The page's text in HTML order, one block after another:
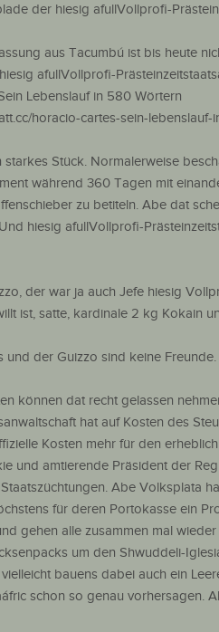
der hiesig afullVollprofi-
aus Tacumbú ist bis heute
afullVollprofi-
Lebenslauf in 580 Wörtern
horacio-cartes-sein-
starkes Stück. Normalerweise
während 360 Tagen mit
zu betiteln. Abe dat
hiesig afullVollprofi-
der war ja auch Jefe hiesig
ist, satte, kardinale 2 kg Kokain
und der Guizzo sind keine Freunde.
können dat recht gelassen
hat auf Kosten des
Kosten mehr für den
und amtierende Präsident der
Abe Volksplata
für deren Portokasse ein
gehen alle zusammen mal
um den Shwuddeli-
bauens dabei auch ein
schon so genau vorhersagen.